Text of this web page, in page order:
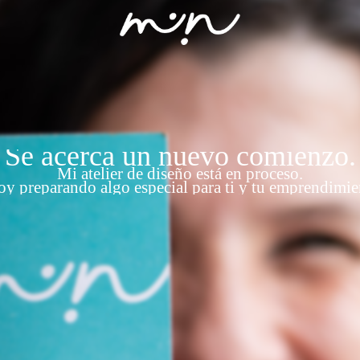
Se acerca un nuevo comienzo.
Mi atelier de diseño está en proceso.
preparando algo especial para ti y tu